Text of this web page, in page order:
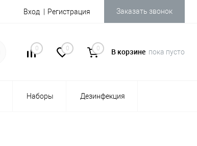
Вход Регистрация Заказать звонок
0 0 0 В корзине пока пусто
Наборы Дезинфекция